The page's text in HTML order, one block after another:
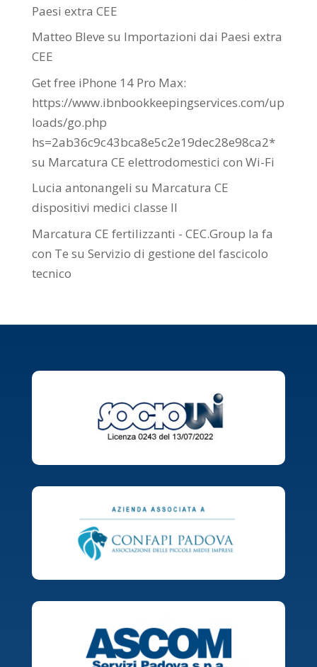
Paesi extra CEE
Matteo Bleve su Importazioni dai Paesi extra
CEE
Get free iPhone 14 Pro Max:
https://www.ibnbookkeepingservices.com/up
loads/go.php
hs=2ab36c9c43bca8e5c2e19dec28e98ca2*
su Marcatura CE elettrodomestici con Wi-Fi
Lucia antonangeli su Marcatura CE
dispositivi medici classe II
Marcatura CE fertilizzanti - CEC.Group la fa
con Te su Servizio di gestione del fascicolo
tecnico